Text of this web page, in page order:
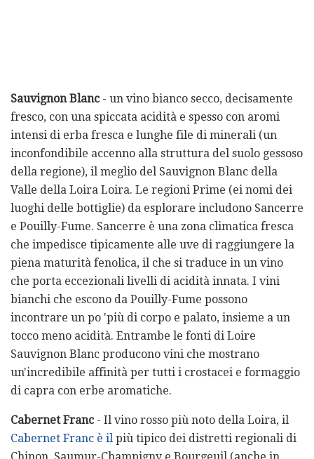
Sauvignon Blanc - un vino bianco secco, decisamente
fresco, con una spiccata acidità e spesso con aromi
intensi di erba fresca e lunghe file di minerali (un
inconfondibile accenno alla struttura del suolo gessoso
della regione), il meglio del Sauvignon Blanc della
Valle della Loira Loira. Le regioni Prime (ei nomi dei
luoghi delle bottiglie) da esplorare includono Sancerre
e Pouilly-Fume. Sancerre è una zona climatica fresca
che impedisce tipicamente alle uve di raggiungere la
piena maturità fenolica, il che si traduce in un vino
che porta eccezionali livelli di acidità innata. I vini
bianchi che escono da Pouilly-Fume possono
incontrare un po 'più di corpo e palato, insieme a un
tocco meno acidità. Entrambe le fonti di Loire
Sauvignon Blanc producono vini che mostrano
un'incredibile affinità per tutti i crostacei e formaggio
di capra con erbe aromatiche.
Cabernet Franc - Il vino rosso più noto della Loira, il
Cabernet Franc è il più tipico dei distretti regionali di